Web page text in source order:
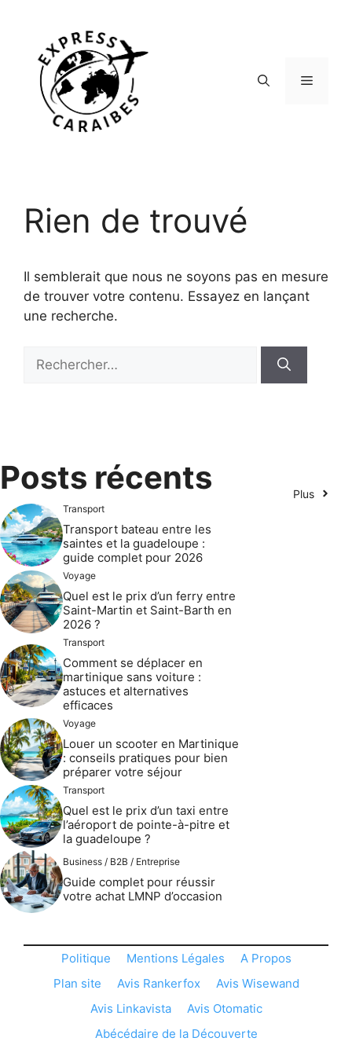
contenu
Menu
Rien de trouvé
Il semblerait que nous ne soyons pas en mesure
de trouver votre contenu. Essayez en lançant
une recherche.
Posts récents Plus
Transport
Transport bateau entre les
saintes et la guadeloupe :
guide complet pour 2026
Voyage
Quel est le prix d’un ferry entre
Saint-Martin et Saint-Barth en
2026 ?
Transport
Comment se déplacer en
martinique sans voiture :
astuces et alternatives
efficaces
Voyage
Louer un scooter en Martinique
: conseils pratiques pour bien
préparer votre séjour
Transport
Quel est le prix d’un taxi entre
l’aéroport de pointe-à-pitre et
la guadeloupe ?
Business / B2B / Entreprise
Guide complet pour réussir
votre achat LMNP d’occasion
Politique Mentions Légales
A Propos
Plan site
Avis Rankerfox
Avis Wisewand
Avis Linkavista
Avis Otomatic
Abécédaire de la Découverte